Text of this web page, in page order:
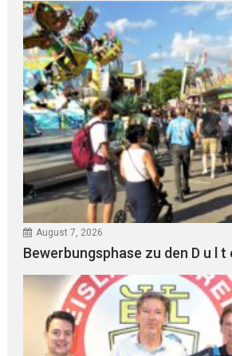
August 7, 2026
Bewerbungsphase zu den D u l